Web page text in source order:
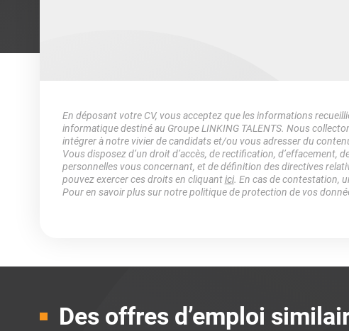
En déposant votre CV, vous acceptez que les informations
informatique destiné au Groupe LINKING TALENTS. Nous
intégrer à notre vivier de candidats et/ou vous adresser du
Vous disposez d’un droit d’accès, de rectification, d’effacement,
personnelles vous concernant, et de définition des directives
pouvez exercer ces droits en cliquantici. En cas de contestation,
Pour en savoir plus sur notre politique de protection de vos
Des offres d’emploi